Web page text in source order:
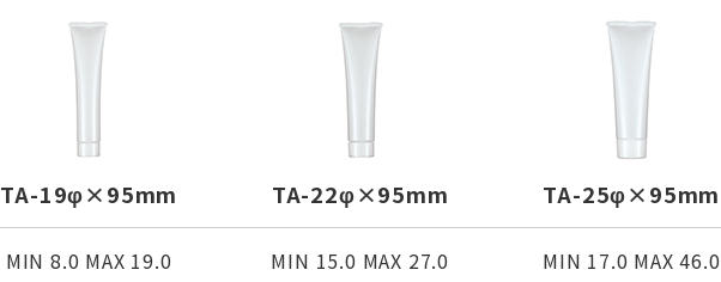
TA-19φ×95mm
MIN 8.0 MAX 19.0
TA-22φ×95mm
MIN 15.0 MAX 27.0
TA-25φ×95mm
MIN 17.0 MAX 46.0